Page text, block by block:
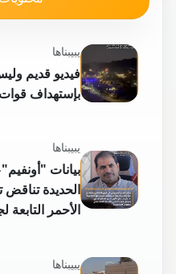
يبيبناها
فيديو قديم
بإستهداف
يبيبناها
بيانات
الحديدة
الأحمر التابعة
يبيبناها